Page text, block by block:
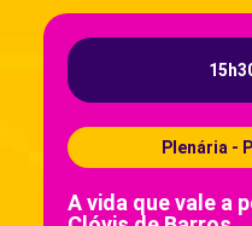
Plenária -
A vida que vale a